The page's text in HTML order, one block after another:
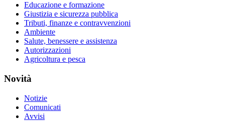
Educazione e formazione
Giustizia e sicurezza pubblica
Tributi, finanze e contravvenzioni
Ambiente
Salute, benessere e assistenza
Autorizzazioni
Agricoltura e pesca
Novità
Notizie
Comunicati
Avvisi